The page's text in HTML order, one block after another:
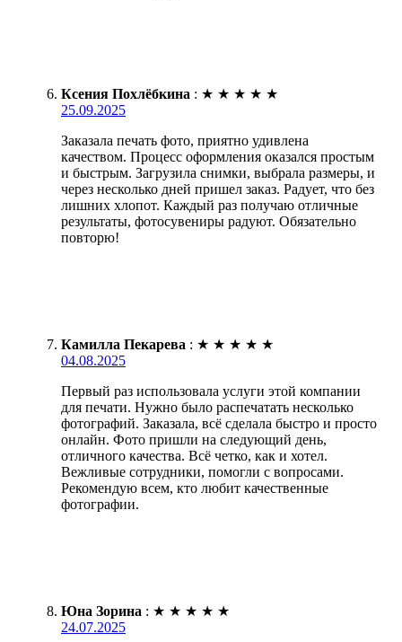
Ксения Похлёбкина : ★ ★ ★ ★ ★
25.09.2025
Заказала печать фото, приятно удивлена
качеством. Процесс оформления оказался простым
и быстрым. Загрузила снимки, выбрала размеры, и
через несколько дней пришел заказ. Радует, что без
лишних хлопот. Каждый раз получаю отличные
результаты, фотосувениры радуют. Обязательно
повторю!
Камилла Пекарева : ★ ★ ★ ★ ★
04.08.2025
Первый раз использовала услуги этой компании
для печати. Нужно было распечатать несколько
фотографий. Заказала, всё сделала быстро и просто
онлайн. Фото пришли на следующий день,
отличного качества. Всё четко, как и хотел.
Вежливые сотрудники, помогли с вопросами.
Рекомендую всем, кто любит качественные
фотографии.
Юна Зорина : ★ ★ ★ ★ ★
24.07.2025